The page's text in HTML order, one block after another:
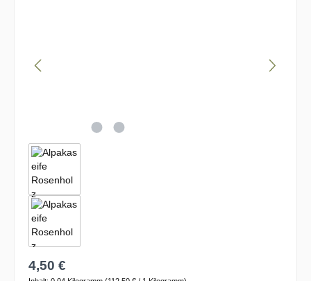
Regulärer Preis:
4,50 €